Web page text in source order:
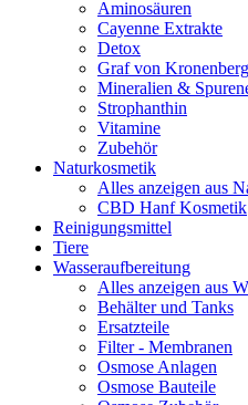
Aminosäuren
Cayenne Extrakte
Detox
Graf von Kronenberg
Mineralien &
Strophanthin
Vitamine
Zubehör
Naturkosmetik
Alles anzeigen aus
CBD Hanf Kosmetik
Reinigungsmittel
Tiere
Wasseraufbereitung
Alles anzeigen aus
Behälter und Tanks
Ersatzteile
Filter - Membranen
Osmose Anlagen
Osmose Bauteile